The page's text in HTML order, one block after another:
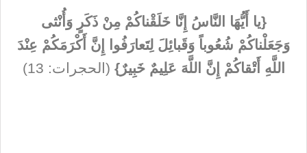
{يا أَيُّهَا النَّاسُ إِنَّا خَلَقْناكُمْ مِنْ ذَكَرٍ وَأُنْثى
وَجَعَلْناكُمْ شُعُوباً وَقَبائِلَ لِتَعارَفُوا إِنَّ أَكْرَمَكُمْ عِنْدَ
اللَّهِ أَتْقاكُمْ إِنَّ اللَّهَ عَلِيمٌ خَبِيرٌ} (الحجرات: 13)